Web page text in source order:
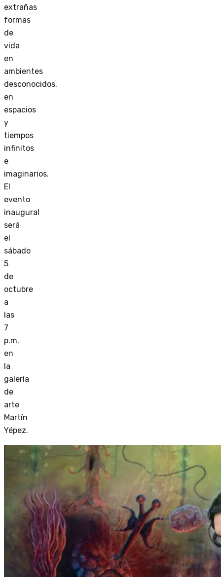
extrañas
formas
de
vida
en
ambientes
desconocidos,
en
espacios
y
tiempos
infinitos
e
imaginarios.
El
evento
inaugural
será
el
sábado
5
de
octubre
a
las
7
p.m.
en
la
galería
de
arte
Martín
Yépez.